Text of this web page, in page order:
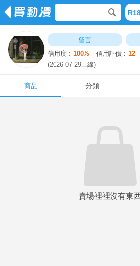
R18
留言
信用度︰100% 信用評價︰12
(2026-07-29上線)
商品 分類
賣場裡裡沒有東
商品 分類